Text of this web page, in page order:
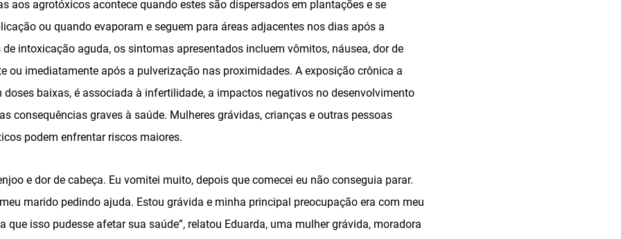
aos agrotóxicos acontece quando estes são dispersados em plantações e se
ou quando evaporam e seguem para áreas adjacentes nos dias após a
intoxicação aguda, os sintomas apresentados incluem vômitos, náusea, dor de
ou imediatamente após a pulverização nas proximidades. A exposição crônica a
doses baixas, é associada à infertilidade, a impactos negativos no desenvolvimento
consequências graves à saúde. Mulheres grávidas, crianças e outras pessoas
podem enfrentar riscos maiores.
e dor de cabeça. Eu vomitei muito, depois que comecei eu não conseguia parar.
marido pedindo ajuda. Estou grávida e minha principal preocupação era com meu
que isso pudesse afetar sua saúde”, relatou Eduarda, uma mulher grávida, moradora